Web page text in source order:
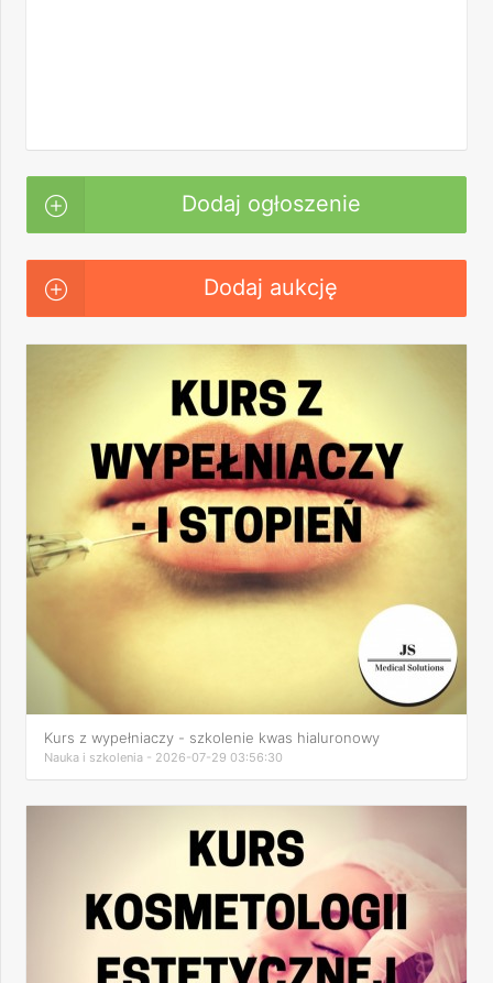
Dodaj ogłoszenie
Dodaj aukcję
Kurs z wypełniaczy - szkolenie kwas hialuronowy
Nauka i szkolenia - 2026-07-29 03:56:30